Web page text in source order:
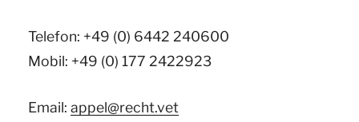
Telefon: +49 (0) 6442 240600
Mobil: +49 (0) 177 2422923
Email:appel@recht.vet